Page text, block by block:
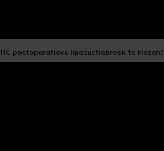
postoperatieve liposuctiebroek te kiezen?